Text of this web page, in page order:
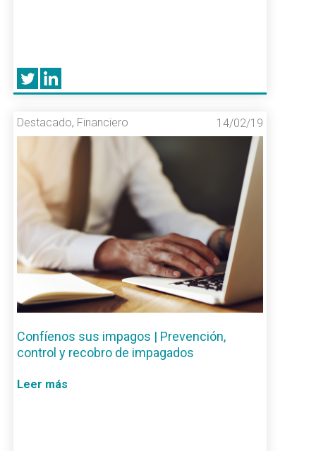
Destacado, Financiero 14/02/19
Confíenos sus impagos | Prevención,
control y recobro de impagados
Leer más